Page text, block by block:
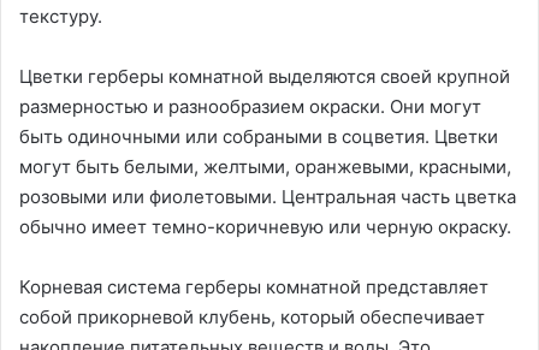
текстуру.
Цветки герберы комнатной выделяются своей крупной
размерностью и разнообразием окраски. Они могут
быть одиночными или собраными в соцветия. Цветки
могут быть белыми, желтыми, оранжевыми, красными,
розовыми или фиолетовыми. Центральная часть цветка
обычно имеет темно-коричневую или черную окраску.
Корневая система герберы комнатной представляет
собой прикорневой клубень, который обеспечивает